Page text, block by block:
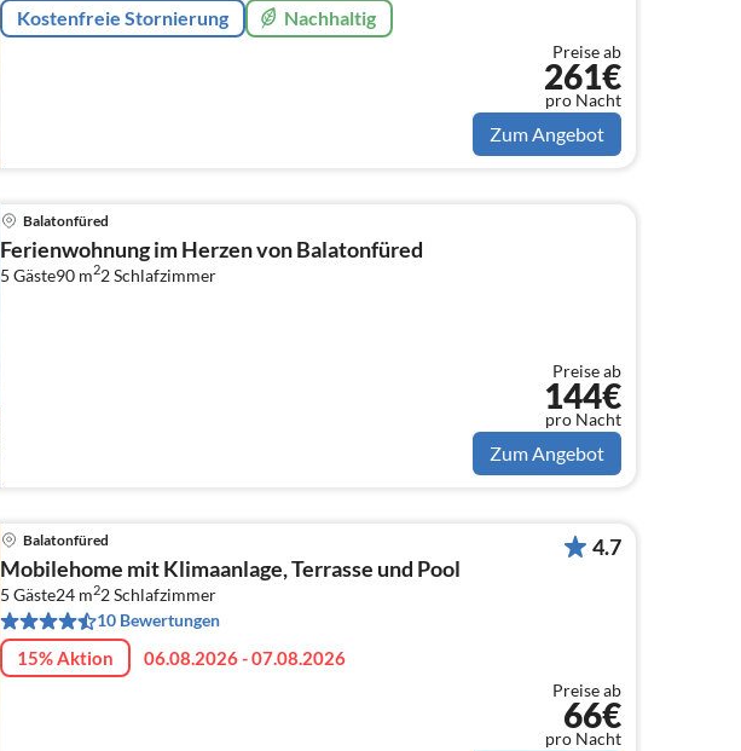
Kostenfreie Stornierung Nachhaltig
Preise ab
261€
pro Nacht
Zum Angebot
Balatonfüred
Ferienwohnung im Herzen von Balatonfüred
5 Gäste90 m22Schlafzimmer
Preise ab
144€
pro Nacht
Zum Angebot
Balatonfüred
Mobilehome mit Klimaanlage, Terrasse und Pool
5 Gäste24 m22Schlafzimmer
10 Bewertungen
15% Aktion 06.08.2026 - 07.08.2026
4.7
Preise ab
66€
pro Nacht